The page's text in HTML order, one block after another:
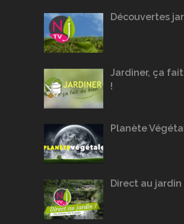
Découvertes
Jardiner, ça
!
Planète
Direct au jardin